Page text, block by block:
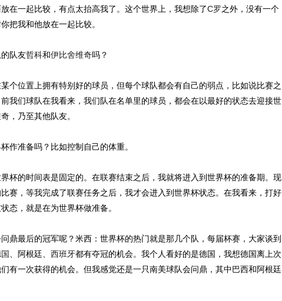
一起比较，有点太抬高我了。这个世界上，我想除了C罗之外，没有一个
把我和他放在一起比较。
队友哲科和伊比舍维奇吗？
位置上拥有特别好的球员，但每个球队都会有自己的弱点，比如说比赛之
我们球队在我看来，我们队在名单里的球员，都会在以最好的状态去迎接世
，乃至其他队友。
准备吗？比如控制自己的体重。
的时间表是固定的。在联赛结束之后，我就将进入到世界杯的准备期。现
赛，等我完成了联赛任务之后，我才会进入到世界杯状态。在我看来，打好
态，就是在为世界杯做准备。
最后的冠军呢？米西：世界杯的热门就是那几个队，每届杯赛，大家谈到
、阿根廷、 西班牙都有夺冠的机会。我个人看好的是德国，我想德国离上次
有一次获得的机会。但我感觉还是一只南美球队会问鼎，其中巴西和阿根廷